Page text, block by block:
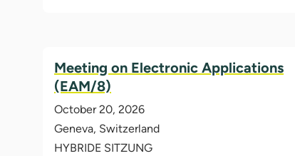
Meeting on Electronic Applications
(EAM/8)
October 20, 2026
Geneva, Switzerland
HYBRIDE SITZUNG